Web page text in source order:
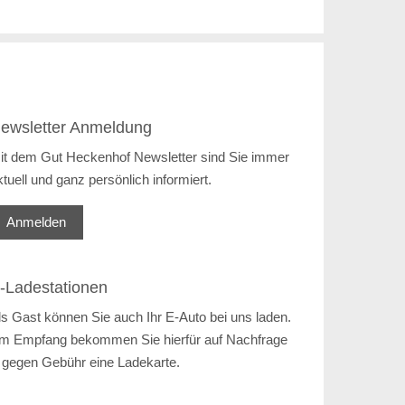
Anmeldung
dem Gut Heckenhof Newsletter sind Sie immer
und ganz persönlich informiert.
Anmelden
Ladestationen
Gast können Sie auch Ihr E-Auto bei uns laden.
Empfang bekommen Sie hierfür auf Nachfrage
Gebühr eine Ladekarte.